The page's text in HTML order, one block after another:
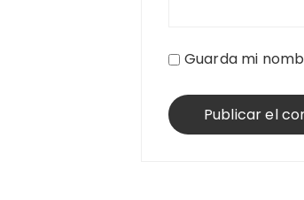
Guarda mi